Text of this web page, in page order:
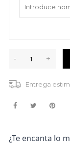
- +
Entrega
¿Te encanta lo